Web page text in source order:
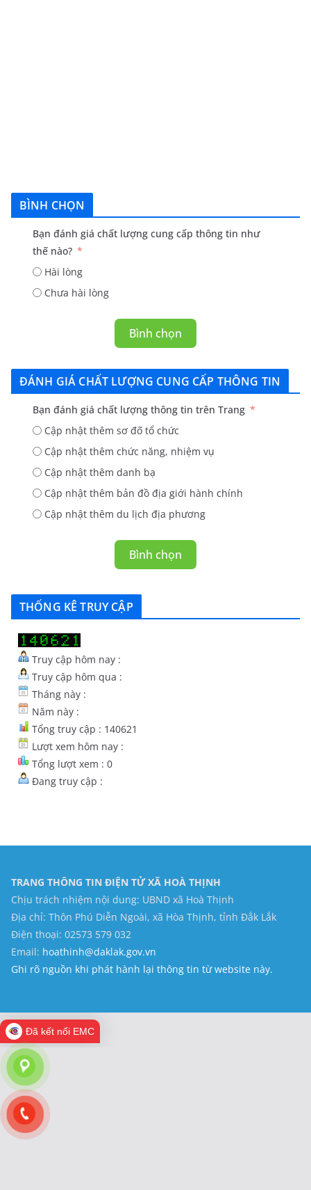
BÌNH CHỌN
Bạn đánh giá chất lượng cung cấp thông tin như
thế nào?
Hài lòng
Chưa hài lòng
Bình chọn
ĐÁNH GIÁ CHẤT LƯỢNG CUNG CẤP THÔNG TIN
Bạn đánh giá chất lượng thông tin trên Trang
Cập nhật thêm sơ đố tổ chức
Cập nhật thêm chức năng, nhiệm vụ
Cập nhật thêm danh bạ
Cập nhật thêm bản đồ địa giới hành chính
Cập nhật thêm du lịch địa phương
Bình chọn
THỐNG KÊ TRUY CẬP
Truy cập hôm nay :
Truy cập hôm qua :
Tháng này :
Năm này :
Tổng truy cập : 140621
Lượt xem hôm nay :
Tổng lượt xem : 0
Đang truy cập :
TRANG THÔNG TIN ĐIỆN TỬ XÃ HOÀ THỊNH
Chịu trách nhiệm nội dung: UBND xã Hoà Thịnh
Địa chỉ: Thôn Phú Diễn Ngoài, xã Hòa Thịnh, tỉnh Đắk Lắk
Điện thoại: 02573 579 032
Email: hoathinh@daklak.gov.vn
Ghi rõ nguồn khi phát hành lại thông tin từ website này.
Đã kết nối EMC